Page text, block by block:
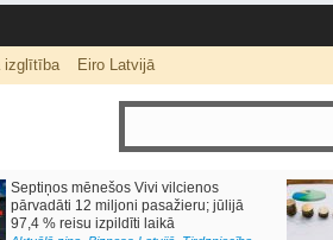
izglītība Eiro Latvijā
Septiņos mēnešos Vivi vilcienos
pārvadāti 12 miljoni pasažieru; jūlijā
97,4 % reisu izpildīti laikā